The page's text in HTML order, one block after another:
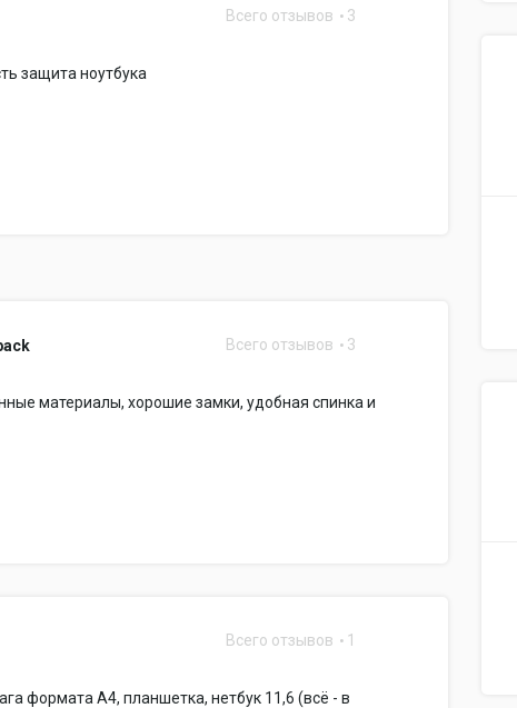
Всего отзывов 3
защита ноутбука
Всего отзывов 3
материалы, хорошие замки, удобная спинка и
Всего отзывов 1
формата А4, планшетка, нетбук 11,6 (всё - в